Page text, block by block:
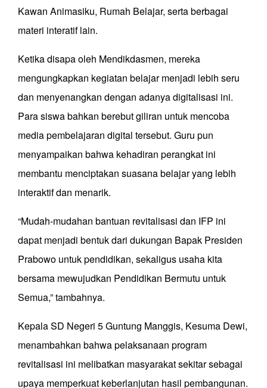
Kawan Animasiku, Rumah Belajar, serta berbagai
materi interatif lain.
Ketika disapa oleh Mendikdasmen, mereka
mengungkapkan kegiatan belajar menjadi lebih seru
dan menyenangkan dengan adanya digitalisasi ini.
Para siswa bahkan berebut giliran untuk mencoba
media pembelajaran digital tersebut. Guru pun
menyampaikan bahwa kehadiran perangkat ini
membantu menciptakan suasana belajar yang lebih
interaktif dan menarik.
“Mudah-mudahan bantuan revitalisasi dan IFP ini
dapat menjadi bentuk dari dukungan Bapak Presiden
Prabowo untuk pendidikan, sekaligus usaha kita
bersama mewujudkan Pendidikan Bermutu untuk
Semua,” tambahnya.
Kepala SD Negeri 5 Guntung Manggis, Kesuma Dewi,
menambahkan bahwa pelaksanaan program
revitalisasi ini melibatkan masyarakat sekitar sebagai
upaya memperkuat keberlanjutan hasil pembangunan.